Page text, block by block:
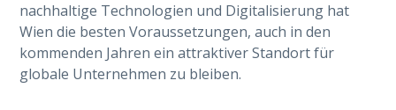
nachhaltige Technologien und Digitalisierung hat
Wien die besten Voraussetzungen, auch in den
kommenden Jahren ein attraktiver Standort für
globale Unternehmen zu bleiben.